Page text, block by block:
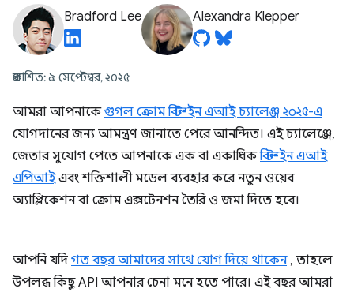
Bradford Lee Alexandra Klepper
প্রকাশিত: ৯ সেপ্টেম্বর, ২০২৫
আমরা আপনাকেগুগল ক্রোম বিল্ট-ইন এআই চ্যালেঞ্জ ২০২৫-এ
যোগদানের জন্য আমন্ত্রণ জানাতে পেরে আনন্দিত। এই চ্যালেঞ্জে,
জেতার সুযোগ পেতে আপনাকে এক বা একাধিকবিল্ট-ইন এআই
এপিআইএবং শক্তিশালী মডেল ব্যবহার করে নতুন ওয়েব
অ্যাপ্লিকেশন বা ক্রোম এক্সটেনশন তৈরি ও জমা দিতে হবে।
আপনি যদি গত বছর আমাদের সাথে যোগ দিয়ে থাকেন, তাহলে
উপলব্ধ কিছু API আপনার চেনা মনে হতে পারে। এই বছর আমরা